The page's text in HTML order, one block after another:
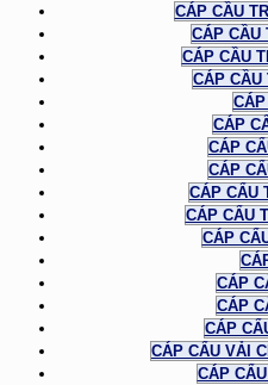
CÁP CẦU
CÁP CẦU
CÁP CẦU
CÁP CẦU
CÁP
CÁP
CÁP
CÁP CẨU
CÁP CẨU
CÁP
CÁP
CÁP
CÁP
CÁP CẨU VẢI
CÁP